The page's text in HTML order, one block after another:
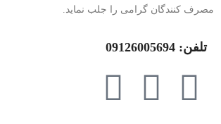
مصرف کنندگان گرامی را جلب نماید.
تلفن: 09126005694